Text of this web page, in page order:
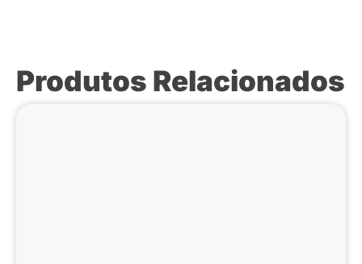
Produtos Relacionados